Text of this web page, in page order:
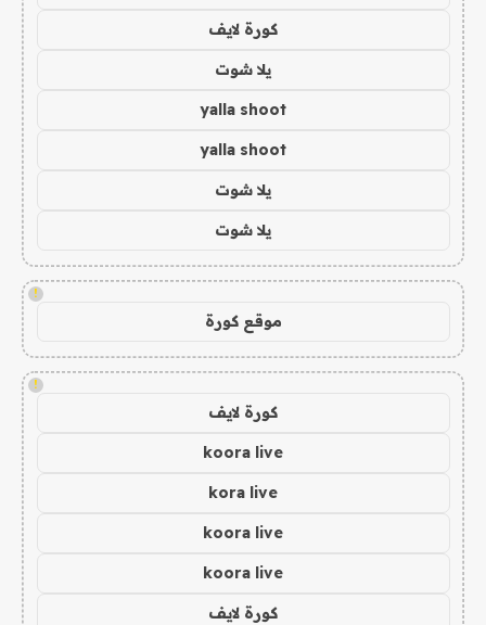
كورة لايف
يلا شوت
yalla shoot
yalla shoot
يلا شوت
يلا شوت
!
موقع كورة
!
كورة لايف
koora live
kora live
koora live
koora live
كورة لايف